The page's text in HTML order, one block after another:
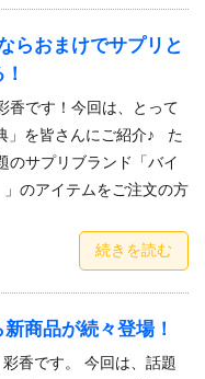
らおまけでサプリと
香です！今回は、とって
」を皆さんにご紹介♪ た
のサプリブランド「バイ
のアイテムをご注文の方
続きを読む
商品が続々登場！
香です。 今回は、話題